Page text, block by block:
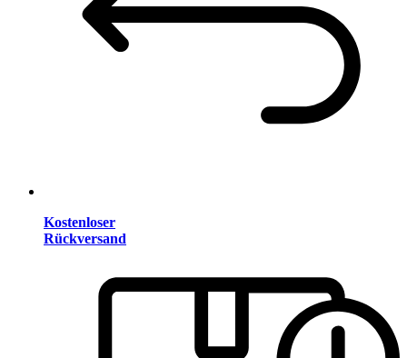
Kostenloser
Rückversand